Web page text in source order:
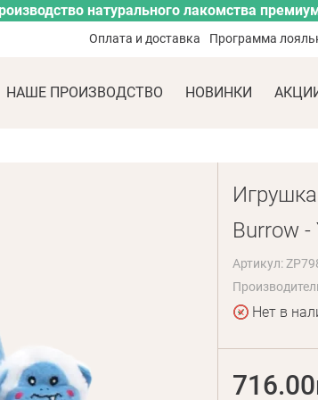
натурального лакомства
Оплата и доставка Программа
НАШЕ ПРОИЗВОДСТВО НОВИНКИ
Burrow -
Артикул:
Нет в